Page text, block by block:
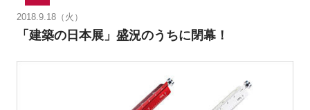
2018.9.18（火）
「建築の日本展」盛況のうちに閉幕！